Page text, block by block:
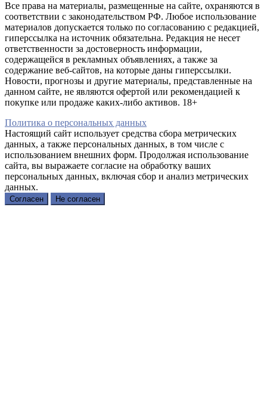
Все права на материалы, размещенные на сайте, охраняются в
соответствии с законодательством РФ. Любое использование
материалов допускается только по согласованию с редакцией,
гиперссылка на источник обязательна. Редакция не несет
ответственности за достоверность информации,
содержащейся в рекламных объявлениях, а также за
содержание веб-сайтов, на которые даны гиперссылки.
Новости, прогнозы и другие материалы, представленные на
данном сайте, не являются офертой или рекомендацией к
покупке или продаже каких-либо активов. 18+
Политика о персональных данных
Настоящий сайт использует средства сбора метрических
данных, а также персональных данных, в том числе с
использованием внешних форм. Продолжая использование
сайта, вы выражаете согласие на обработку ваших
персональных данных, включая сбор и анализ метрических
данных.
Согласен Не согласен